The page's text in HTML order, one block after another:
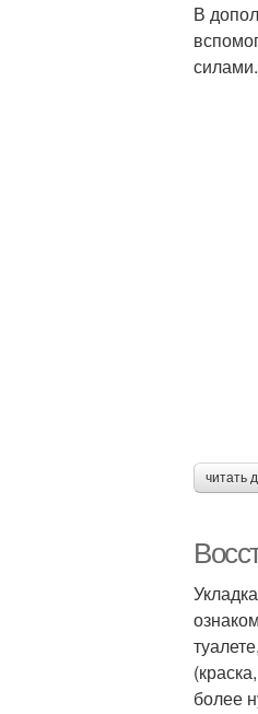
В
силами.
читать
более